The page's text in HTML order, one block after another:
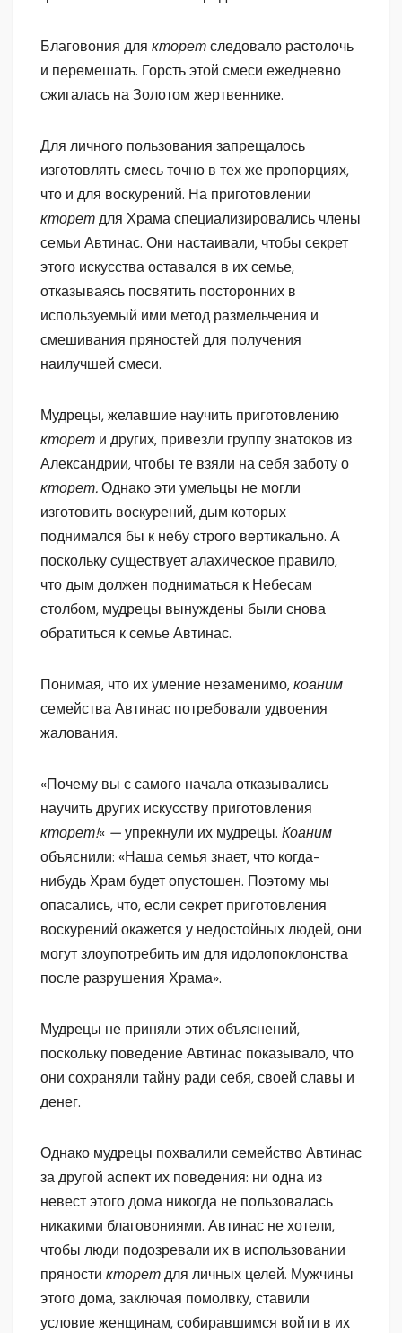
Благовония для кторетследовало растолочь
и перемешать. Горсть этой смеси ежедневно
сжигалась на Золотом жертвеннике.
Для личного пользования запрещалось
изготовлять смесь точно в тех же пропорциях,
что и для воскурений. На приготовлении
кторетдля Храма специализировались члены
семьи Автинас. Они настаивали, чтобы секрет
этого искусства оставался в их семье,
отказываясь посвятить посторонних в
используемый ими метод размельчения и
смешивания пряностей для получения
наилучшей смеси.
Мудрецы, желавшие научить приготовлению
кторет и других, привезли группу знатоков из
Александрии, чтобы те взяли на себя заботу о
кторет.Однако эти умельцы не могли
изготовить воскурений, дым которых
поднимался бы к небу строго вертикально. А
поскольку существует алахическое правило,
что дым должен подниматься к Небесам
столбом, мудрецы вынуждены были снова
обратиться к семье Автинас.
Понимая, что их умение незаменимо,коаним
семейства Автинас потребовали удвоения
жалования.
«Почему вы с самого начала отказывались
научить других искусству приготовления
кторет!« —упрекнули их мудрецы. Коаним
объяснили: «Наша семья знает, что когда-
нибудь Храм будет опустошен. Поэтому мы
опасались, что, если секрет приготовления
воскурений окажется у недостойных людей, они
могут злоупотребить им для идолопоклонства
после разрушения Храма».
Мудрецы не приняли этих объяснений,
поскольку поведение Автинас показывало, что
они сохраняли тайну ради себя, своей славы и
денег.
Однако мудрецы похвалили семейство Автинас
за другой аспект их поведения: ни одна из
невест этого дома никогда не пользовалась
никакими благовониями. Автинас не хотели,
чтобы люди подозревали их в использовании
пряности кторетдля личных целей. Мужчины
этого дома, заключая помолвку, ставили
условие женщинам, собиравшимся войти в их